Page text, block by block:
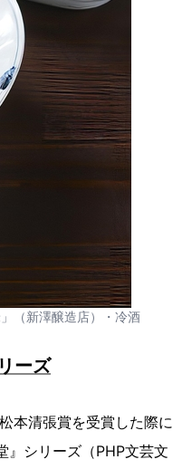
（新澤醸造店）・冷酒
ーズ
本清張賞を受賞した際に
』シリーズ（PHP文芸文